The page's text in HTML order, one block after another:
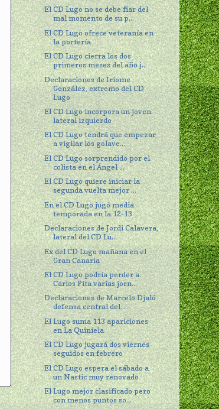
El CD Lugo no se debe fiar del
mal momento de su p...
El CD Lugo ofrece veteranía en
la portería
El CD Lugo cierra los dos
primeros meses del año j...
Declaraciones de Iriome
González, extremo del CD
Lugo
El CD Lugo incorpora un joven
lateral izquierdo
El CD Lugo tendrá que empezar
a vigilar los golave...
El CD Lugo sorprendido por el
colista en el Ángel ...
El CD Lugo quiere iniciar la
segunda vuelta mejor ...
En el CD Lugo jugó media
temporada en la 12-13
Declaraciones de Jordi Calavera,
lateral del CD Lu...
Ex del CD Lugo mañana en el
Gran Canaria
El CD Lugo podría perder a
Carlos Pita varias jorn...
Declaraciones de Marcelo Djaló
defensa central del...
El Lugo suma 113 apariciones
en La Quiniela
El CD Lugo jugará dos viernes
seguidos en febrero
El CD Lugo espera el sábado a
un Nastic muy renovado
El Lugo mejor clasificado pero
con menos puntos so...